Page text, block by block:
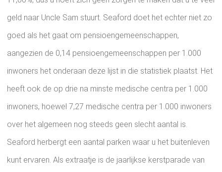
geld naar Uncle Sam stuurt. Seaford doet het echter niet zo
goed als het gaat om pensioengemeenschappen,
aangezien de 0,14 pensioengemeenschappen per 1.000
inwoners het onderaan deze lijst in die statistiek plaatst. Het
heeft ook de op drie na minste medische centra per 1.000
inwoners, hoewel 7,27 medische centra per 1.000 inwoners
over het algemeen nog steeds geen slecht aantal is.
Seaford herbergt een aantal parken waar u het buitenleven
kunt ervaren. Als extraatje is de jaarlijkse kerstparade van